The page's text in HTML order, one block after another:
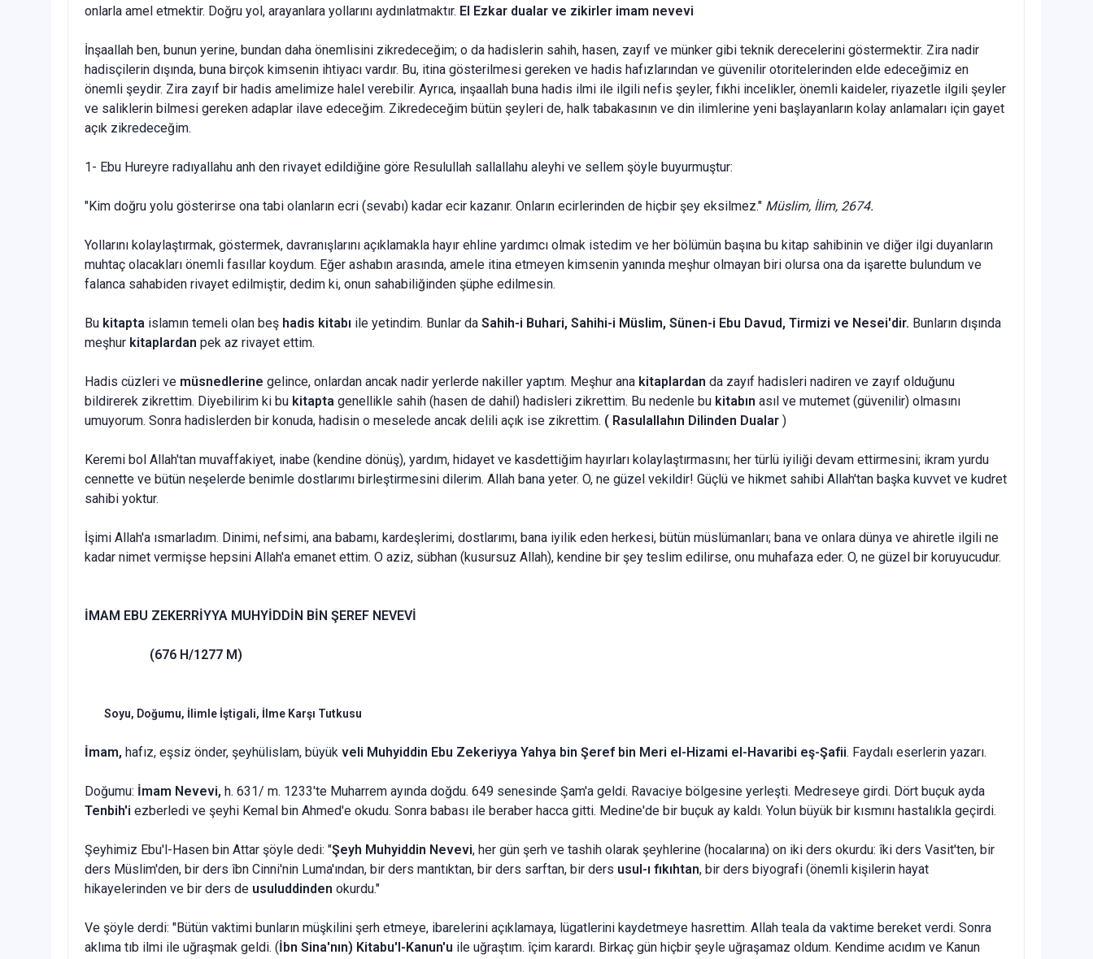
onlarla amel et­mektir. Doğru yol, arayanlara yollarını aydınlatmaktır. El Ezkar dualar ve zikirler imam nevevi
İnşaallah ben, bunun yerine, bundan daha önemlisini zikredece­ğim; o da hadislerin sahih, hasen, zayıf ve münker gibi teknik derece­lerini göstermektir. Zira nadir
hadisçilerin dışında, buna birçok kim­senin ihtiyacı vardır. Bu, itina gösterilmesi gereken ve hadis hafızla­rından ve güvenilir otoritelerinden elde edeceğimiz en
önemli şeydir. Zira zayıf bir hadis amelimize halel verebilir. Ayrıca, inşaallah buna hadis ilmi ile ilgili nefis şeyler, fıkhi incelikler, önemli kaideler, riya­zetle ilgili şeyler
ve saliklerin bilmesi gereken adaplar ilave edeceğim. Zikredeceğim bütün şeyleri de, halk tabakasının ve din ilimlerine ye­ni başlayanların kolay anlamaları için gayet
açık zikredeceğim.
1- Ebu Hureyre radıyallahu anh den rivayet edildiğine göre Resu­lullah sallallahu aleyhi ve sellem şöyle buyurmuştur:
"Kim doğru yolu gösterirse ona tabi olanların ecri (sevabı) kadar ecir kazanır. Onların ecirlerinden de hiçbir şey eksilmez." Müslim, İlim, 2674.
Yollarını kolaylaştırmak, göstermek, davranışlarını açıklamakla hayır ehline yardımcı olmak istedim ve her bölümün başına bu kitap sahibinin ve diğer ilgi duyanların
muhtaç olacakları önemli fasıllar koydum. Eğer ashabın arasında, amele itina etmeyen kimsenin ya­nında meşhur olmayan biri olursa ona da işarette bulundum ve
falanca sahabiden rivayet edilmiştir, dedim ki, onun sahabiliğinden şüphe edilmesin.
Bu kitapta islamın temeli olan beş hadis kitabı ile yetindim. Bun­lar da Sahih-i Buhari, Sahihi-i Müslim, Sünen-i Ebu Davud, Tirmizi ve Nesei'dir. Bunların dışında
meşhur kitaplardan pek az rivayet ettim.
Hadis cüzleri ve müsnedlerine gelince, onlardan ancak nadir yer­lerde nakiller yaptım. Meşhur ana kitaplardan da zayıf hadisleri nadi­ren ve zayıf olduğunu
bildirerek zikrettim. Diyebilirim ki bu kitapta ge­nellikle sahih (hasen de dahil) hadisleri zikrettim. Bu nedenle bu kita­bın asıl ve mutemet (güvenilir) olmasını
umuyorum. Sonra hadisler­den bir konuda, hadisin o meselede ancak delili açık ise zikrettim. ( Rasulallahın Dilinden Dualar )
Keremi bol Allah'tan muvaffakiyet, inabe (kendine dönüş), yar­dım, hidayet ve kasdettiğim hayırları kolaylaştırmasını; her türlü iyi­liği devam ettirmesini; ikram yurdu
cennette ve bütün neşelerde be­nimle dostlarımı birleştirmesini dilerim. Allah bana yeter. O, ne güzel vekildir! Güçlü ve hikmet sahibi Allah'tan başka kuvvet ve kudret
sa­hibi yoktur.
İşimi Allah'a ısmarladım. Dinimi, nefsimi, ana babamı, kardeşle­rimi, dostlarımı, bana iyilik eden herkesi, bütün müslümanları; bana ve onlara dünya ve ahiretle ilgili ne
kadar nimet vermişse hepsini Al­lah'a emanet ettim. O aziz, sübhan (kusursuz Allah), kendine bir şey teslim edilirse, onu muhafaza eder. O, ne güzel bir koruyucudur.
İMAM EBU ZEKERRİYYA MUHYİDDİN BİN ŞEREF NEVEVİ
(676 H/1277 M)
Soyu, Doğumu, İlimle İştigali, İlme Karşı Tutkusu
İmam, hafız, eşsiz önder, şeyhülislam, büyük veli Muhyiddin Ebu Zekeriyya Yahya bin Şeref bin Meri el-Hizami el-Havaribi eş-Şafii. Faydalı eserlerin yazarı.
Doğumu: İmam Nevevi, h. 631/ m. 1233'te Muharrem ayında doğdu. 649 senesinde Şam'a geldi. Ravaciye bölgesine yerleşti. Med­reseye girdi. Dört buçuk ayda
Tenbih'i ezberledi ve şeyhi Kemal bin Ahmed'e okudu. Sonra babası ile beraber hacca gitti. Medine'de bir buçuk ay kaldı. Yolun büyük bir kısmını hastalıkla geçirdi.
Şeyhimiz Ebu'l-Hasen bin Attar şöyle dedi: "Şeyh Muhyiddin Ne­vevi, her gün şerh ve tashih olarak şeyhlerine (hocalarına) on iki ders okurdu: îki ders Vasit'ten, bir
ders Müslim'den, bir ders îbn Cinni'nin Luma'ından, bir ders mantıktan, bir ders sarftan, bir ders usul-ı fıkıh­tan, bir ders biyografi (önemli kişilerin hayat
hikayelerinden ve bir ders de usuluddinden okurdu."
Ve şöyle derdi: "Bütün vaktimi bunların müşkilini şerh etmeye, ibarelerini açıklamaya, lügatlerini kaydetmeye hasrettim. Allah teala da vaktime bereket verdi. Sonra
aklıma tıb ilmi ile uğraşmak geldi. (İbn Sina'nın) Kitabu'l-Kanun'u ile uğraştım. îçim karardı. Birkaç gün hiçbir şeyle uğraşamaz oldum. Kendime acıdım ve Kanun